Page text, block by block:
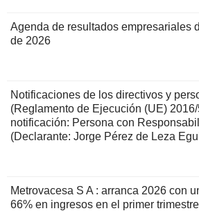
Agenda de resultados empresariales
de 2026
Notificaciones de los directivos y
(Reglamento de Ejecución (UE)
notificación: Persona con
(Declarante: Jorge Pérez de Leza
Metrovacesa S A : arranca 2026 con
66% en ingresos en el primer trimestre